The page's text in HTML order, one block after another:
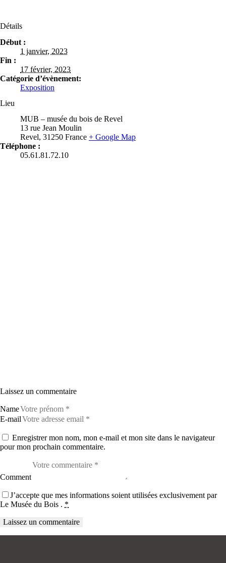
Détails
Début :
1 janvier, 2023
Fin :
17 février, 2023
Catégorie d’évènement:
Exposition
Lieu
MUB – musée du bois de Revel
13 rue Jean Moulin
Revel, 31250 France + Google Map
Téléphone :
05.61.81.72.10
Laissez un commentaire
Name
E-mail
Enregistrer mon nom, mon e-mail et mon site dans le navigateur
pour mon prochain commentaire.
Comment
J’accepte que mes informations soient utilisées exclusivement par
Le Musée du Bois . *